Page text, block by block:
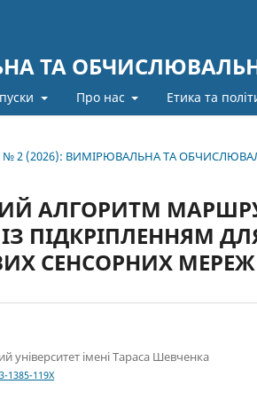
ТА
Про нас Етика та
№ 2 (2026): ВИМІРЮВАЛЬНА ТА
АЛГОРИТМ
ПІДКРІПЛЕННЯМ
СЕНСОРНИХ МЕРЕЖ
університет імені Тараса Шевченка
1385-119X